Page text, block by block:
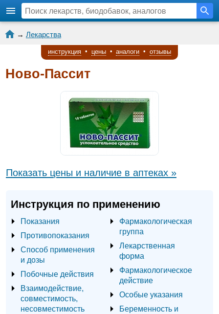
→ Лекарства
инструкция • цены • аналоги • отзывы
Ново-Пассит
Показать цены и наличие в аптеках »
Инструкция по применению
Показания
Противопоказания
Способ применения
и дозы
Побочные действия
Взаимодействие,
совместимость,
несовместимость
Фармакологическая
группа
Лекарственная
форма
Фармакологическое
действие
Особые указания
Беременность и